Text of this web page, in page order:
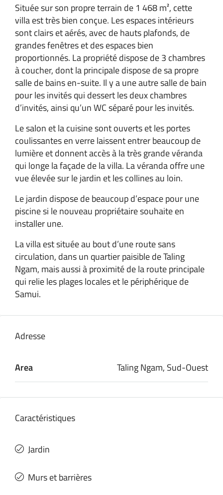
Située sur son propre terrain de 1 468 m², cette
villa est très bien conçue. Les espaces intérieurs
sont clairs et aérés, avec de hauts plafonds, de
grandes fenêtres et des espaces bien
proportionnés. La propriété dispose de 3 chambres
à coucher, dont la principale dispose de sa propre
salle de bains en-suite. Il y a une autre salle de bain
pour les invités qui dessert les deux chambres
d’invités, ainsi qu’un WC séparé pour les invités.
Le salon et la cuisine sont ouverts et les portes
coulissantes en verre laissent entrer beaucoup de
lumière et donnent accès à la très grande véranda
qui longe la façade de la villa. La véranda offre une
vue élevée sur le jardin et les collines au loin.
Le jardin dispose de beaucoup d’espace pour une
piscine si le nouveau propriétaire souhaite en
installer une.
La villa est située au bout d’une route sans
circulation, dans un quartier paisible de Taling
Ngam, mais aussi à proximité de la route principale
qui relie les plages locales et le périphérique de
Samui.
Adresse
Area Taling Ngam, Sud-Ouest
Caractéristiques
Jardin
Murs et barrières